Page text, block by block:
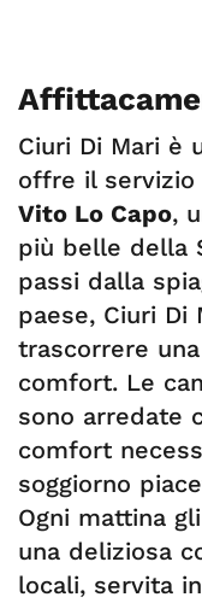
Ciuri Di Mari è
offre il servizio
Vito Lo Capo,
più belle della
passi dalla
paese, Ciuri Di
trascorrere
comfort. Le
sono arredate
comfort
soggiorno
Ogni mattina
una deliziosa
locali, servita